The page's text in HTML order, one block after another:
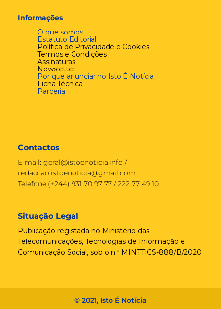
Informações
O que somos
Estatuto Editorial
Política de Privacidade e Cookies
Termos e Condições
Assinaturas
Newsletter
Por que anunciar no Isto É Notícia
Ficha Técnica
Parceria
Contactos
E-mail: geral@istoenoticia.info /
redaccao.istoenoticia@gmail.com
Telefone:(+244) 931 70 97 77 / 222 77 49 10
Situação Legal
Publicação registada no Ministério das
Telecomunicações, Tecnologias de Informação e
Comunicação Social, sob o n.º MINTTICS-888/B/2020
© 2021, Isto É Notícia